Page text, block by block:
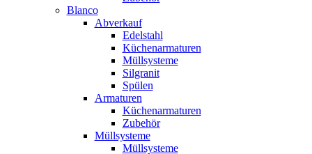
Blanco
Abverkauf
Edelstahl
Küchenarmaturen
Müllsysteme
Silgranit
Spülen
Armaturen
Küchenarmaturen
Zubehör
Müllsysteme
Müllsysteme